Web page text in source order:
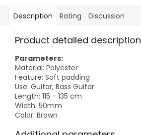
Description Rating Discussion
Product detailed description
Parameters:
Material: Polyester
Feature: Soft padding
Use: Guitar, Bass Guitar
Length: 115 - 135 cm
Width: 50mm
Color: Brown